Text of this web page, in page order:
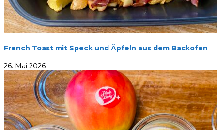
French Toast mit Speck und Äpfeln aus dem Backofen
26. Mai 2026